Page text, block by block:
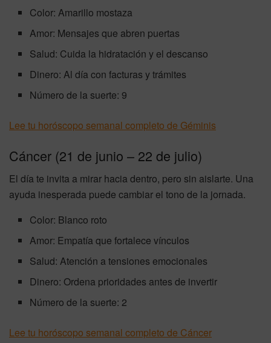
Color: Amarillo mostaza
Amor: Mensajes que abren puertas
Salud: Cuida la hidratación y el descanso
Dinero: Al día con facturas y trámites
Número de la suerte: 9
Lee tu horóscopo semanal completo de Géminis
Cáncer (21 de junio – 22 de julio)
El día te invita a mirar hacia dentro, pero sin aislarte. Una
ayuda inesperada puede cambiar el tono de la jornada.
Color: Blanco roto
Amor: Empatía que fortalece vínculos
Salud: Atención a tensiones emocionales
Dinero: Ordena prioridades antes de invertir
Número de la suerte: 2
Lee tu horóscopo semanal completo de Cáncer